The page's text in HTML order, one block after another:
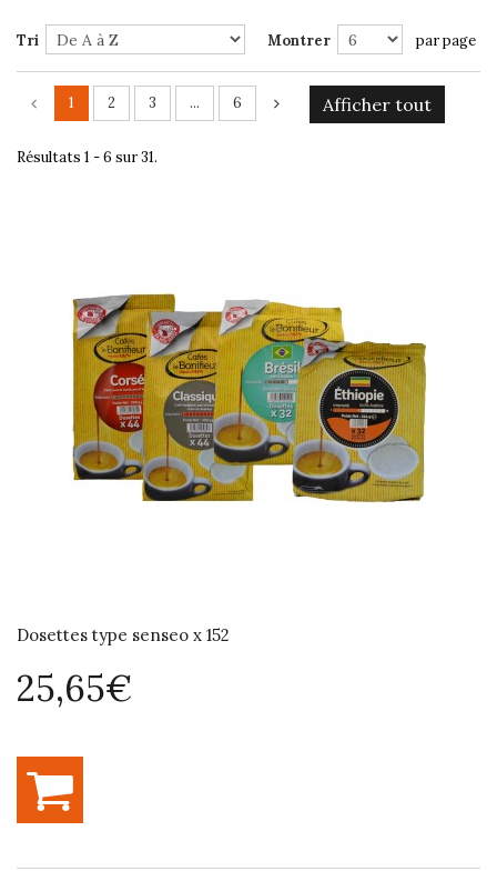
Tri Montrer par page
Afficher tout
1 2 3 ... 6
Résultats 1 - 6 sur 31.
Dosettes type senseo x 152
25,65€